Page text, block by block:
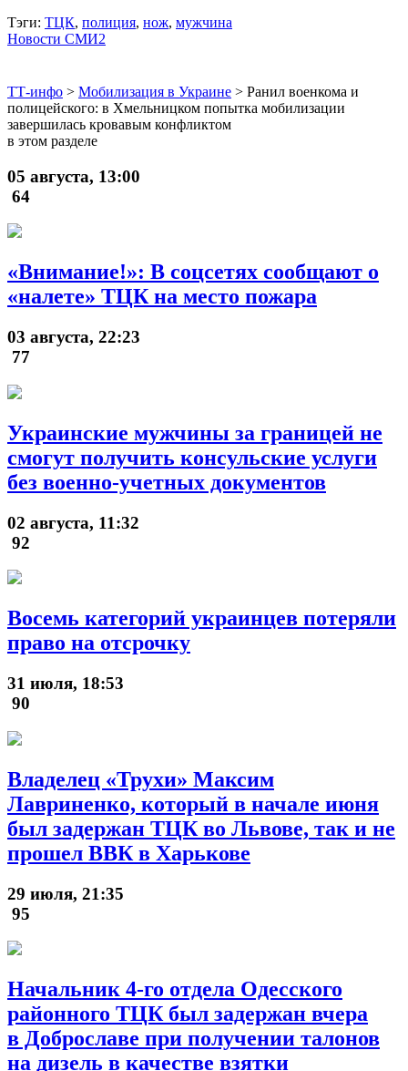
Тэги: ТЦК, полиция, нож, мужчина
Новости СМИ2
ТТ-инфо > Мобилизация в Украине > Ранил военкома и
полицейского: в Хмельницком попытка мобилизации
завершилась кровавым конфликтом
в этом разделе
05 августа, 13:00
64
«Внимание!»: В соцсетях сообщают о
«налете» ТЦК на место пожара
03 августа, 22:23
77
Украинские мужчины за границей не
смогут получить консульские услуги
без военно-учетных документов
02 августа, 11:32
92
Восемь категорий украинцев потеряли
право на отсрочку
31 июля, 18:53
90
Владелец «Трухи» Максим
Лавриненко, который в начале июня
был задержан ТЦК во Львове, так и не
прошел ВВК в Харькове
29 июля, 21:35
95
Начальник 4-го отдела Одесского
районного ТЦК был задержан вчера
в Доброславе при получении талонов
на дизель в качестве взятки